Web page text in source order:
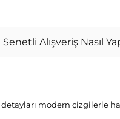
Senetli Alışveriş Nasıl
detayları modern çizgilerle